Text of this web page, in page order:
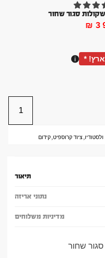
סגור שחור
₪
*
,ציוד קרוספיט,קידום
תיאור
נתוני אריזה
מדיניות משלוחים
סגור שחור